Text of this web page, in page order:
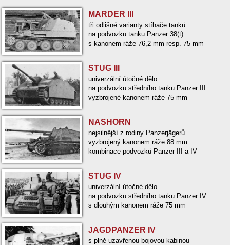
MARDER III
tři odlišné varianty stíhače tanků
na podvozku tanku Panzer 38(t)
s kanonem ráže 76,2 mm resp. 75 mm
STUG III
univerzální útočné dělo
na podvozku středního tanku Panzer III
vyzbrojené kanonem ráže 75 mm
NASHORN
nejsilnější z rodiny Panzerjägerů
vyzbrojený kanonem ráže 88 mm
kombinace podvozků Panzer III a IV
STUG IV
univerzální útočné dělo
na podvozku středního tanku Panzer IV
s dlouhým kanonem ráže 75 mm
JAGDPANZER IV
s plně uzavřenou bojovou kabinou